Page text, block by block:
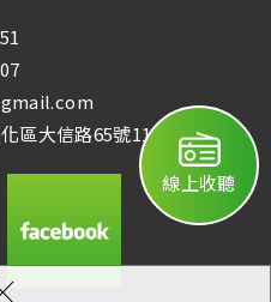
區大信路65號11樓
線上收聽